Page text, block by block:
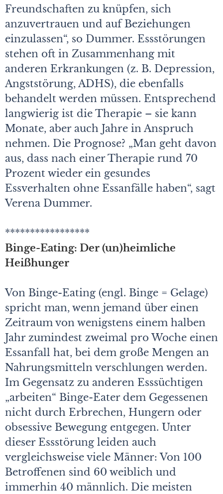
Freundschaften zu knüpfen, sich
anzuvertrauen und auf Beziehungen
einzulassen“, so Dummer. Essstörungen
stehen oft in Zusammenhang mit
anderen Erkrankungen (z. B. Depression,
Angststörung, ADHS), die ebenfalls
behandelt werden müssen. Entsprechend
langwierig ist die Therapie – sie kann
Monate, aber auch Jahre in Anspruch
nehmen. Die Prognose? „Man geht davon
aus, dass nach einer Therapie rund 70
Prozent wieder ein gesundes
Essverhalten ohne Essanfälle haben“, sagt
Verena Dummer.
*****************
Binge-Eating: Der (un)heimliche
Heißhunger
Von Binge-Eating (engl. Binge = Gelage)
spricht man, wenn jemand über einen
Zeitraum von wenigstens einem halben
Jahr zumindest zweimal pro Woche einen
Essanfall hat, bei dem große Mengen an
Nahrungsmitteln verschlungen werden.
Im Gegensatz zu anderen Esssüchtigen
„arbeiten“ Binge-Eater dem Gegessenen
nicht durch Erbrechen, Hungern oder
obsessive Bewegung entgegen. Unter
dieser Essstörung leiden auch
vergleichsweise viele Männer: Von 100
Betroffenen sind 60 weiblich und
immerhin 40 männlich. Die meisten